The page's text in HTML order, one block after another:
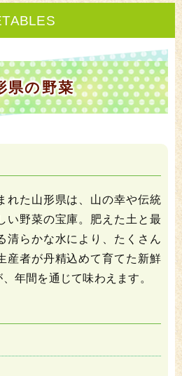
県の野菜
れた山形県は、山の幸や伝統
い野菜の宝庫。肥えた土と最
清らかな水により、たくさん
産者が丹精込めて育てた新鮮
年間を通じて味わえます。